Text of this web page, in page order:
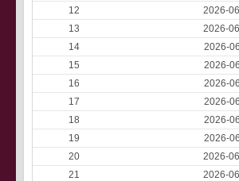
12
2026-
13
2026-
14
2026-
15
2026-
16
2026-
17
2026-
18
2026-
19
2026-
20
2026-
21
2026-